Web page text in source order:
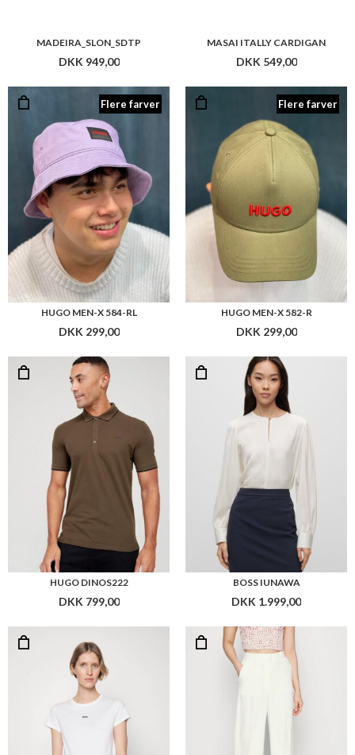
MADEIRA_SLON_SDTP
DKK 949,00
MASAI ITALLY CARDIGAN
DKK 549,00
Flere farver
HUGO MEN-X 584-RL
DKK 299,00
Flere farver
HUGO MEN-X 582-R
DKK 299,00
HUGO DINOS222
DKK 799,00
BOSS IUNAWA
DKK 1.999,00